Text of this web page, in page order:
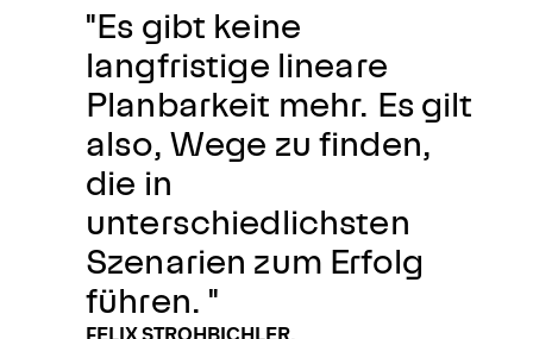
"Es gibt keine
langfristige lineare
Planbarkeit mehr. Es gilt
also, Wege zu finden,
die in
unterschiedlichsten
Szenarien zum Erfolg
führen. "
FELIX STROHBICHLER,